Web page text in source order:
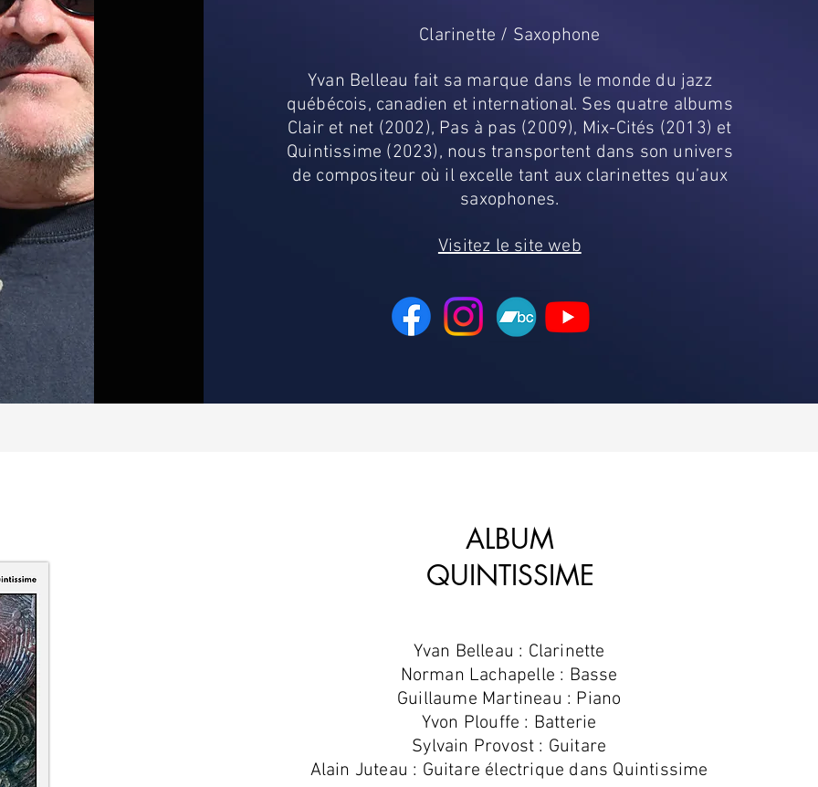
Clarinette / Saxophone
Yvan Belleau fait sa marque dans le monde du jazz
québécois, canadien et international. Ses quatre albums
Clair et net (2002), Pas à pas (2009), Mix-Cités (2013) et
Quintissime (2023), nous transportent dans son univers
de compositeur où il excelle tant aux clarinettes qu’aux
saxophones.
Visitez le site web
ALBUM
QUINTISSIME
Yvan Belleau : Clarinette
Norman Lachapelle : Basse
Guillaume Martineau : Piano
Yvon Plouffe : Batterie
Sylvain Provost : Guitare
Alain Juteau : Guitare électrique dans Quintissime